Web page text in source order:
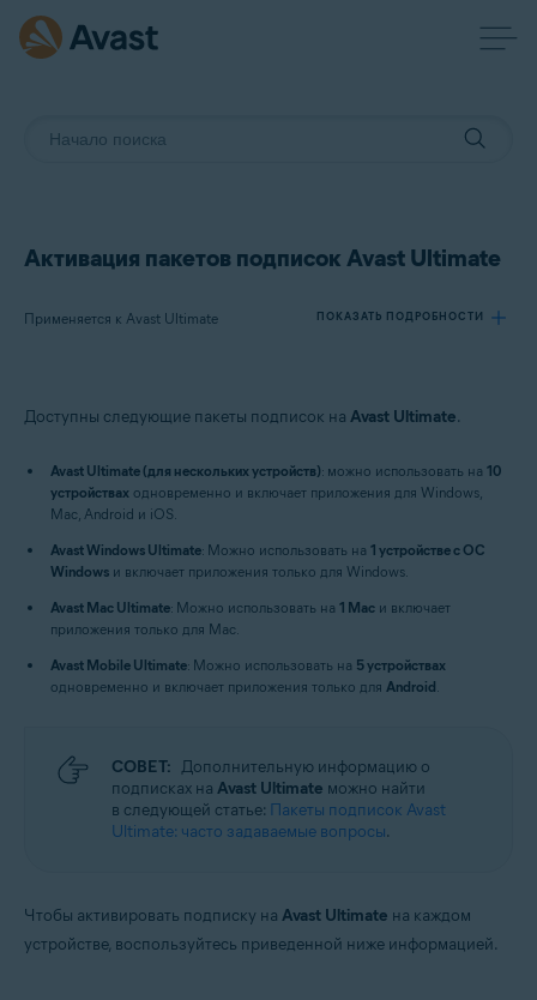
Активация пакетов подписок Avast Ultimate
Применяется к Avast Ultimate ПОКАЗАТЬ ПОДРОБНОСТИ
Операционные системы:
Windows, macOS, Android и iOS
Доступны следующие пакеты подписок на Avast Ultimate.
Avast Ultimate (для нескольких устройств): можно использовать на 10
устройствах одновременно и включает приложения для Windows,
Mac, Android и iOS.
Avast Windows Ultimate: Можно использовать на 1 устройстве с ОС
Windows и включает приложения только для Windows.
Avast Mac Ultimate: Можно использовать на 1 Mac и включает
приложения только для Mac.
Avast Mobile Ultimate: Можно использовать на 5 устройствах
одновременно и включает приложения только для Android.
СОВЕТ: Дополнительную информацию о
подписках на Avast Ultimate можно найти
в следующей статье: Пакеты подписок Avast
Ultimate: часто задаваемые вопросы.
Чтобы активировать подписку на Avast Ultimate на каждом
устройстве, воспользуйтесь приведенной ниже информацией.